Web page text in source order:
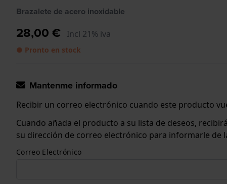
Brazalete de acero inoxidable
28,00 € Incl 21% iva
● Pronto en stock
Mantenme informado
Recibir un correo electrónico cuando este producto
Cuando añada el producto a su lista de deseos,
su dirección de correo electrónico para informarle de
Correo Electrónico